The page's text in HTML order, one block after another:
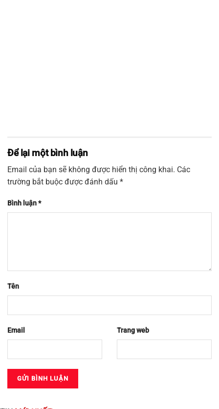
Để lại một bình luận
Email của bạn sẽ không được hiển thị công khai. Các
trường bắt buộc được đánh dấu *
Bình luận*
Tên
Email Trang web